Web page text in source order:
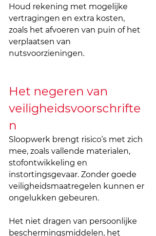
Houd rekening met mogelijke
vertragingen en extra kosten,
zoals het afvoeren van puin of het
verplaatsen van
nutsvoorzieningen.
Het negeren van
veiligheidsvoorschrifte
n
Sloopwerk brengt risico’s met zich
mee, zoals vallende materialen,
stofontwikkeling en
instortingsgevaar. Zonder goede
veiligheidsmaatregelen kunnen er
ongelukken gebeuren.
Het niet dragen van persoonlijke
beschermingsmiddelen, het